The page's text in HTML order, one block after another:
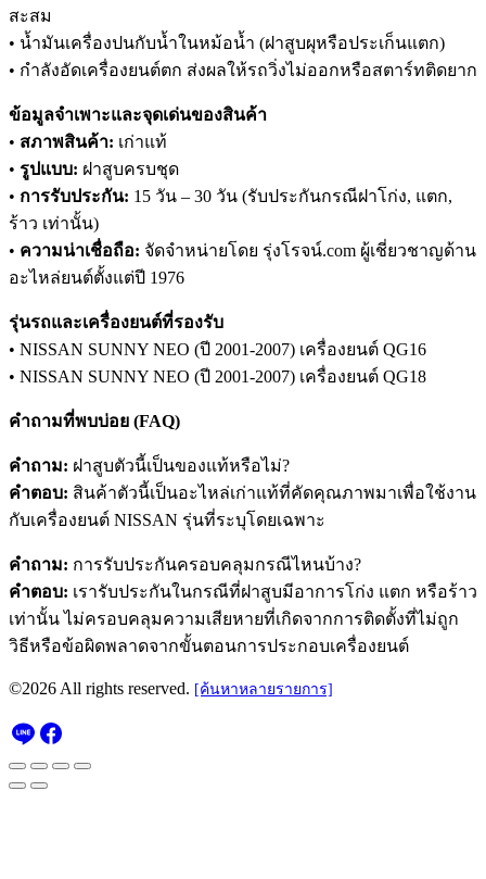
สะสม
• น้ำมันเครื่องปนกับน้ำในหม้อน้ำ (ฝาสูบผุหรือประเก็นแตก)
• กำลังอัดเครื่องยนต์ตก ส่งผลให้รถวิ่งไม่ออกหรือสตาร์ทติดยาก
ข้อมูลจำเพาะและจุดเด่นของสินค้า
• สภาพสินค้า: เก่าแท้
• รูปแบบ: ฝาสูบครบชุด
• การรับประกัน: 15 วัน – 30 วัน (รับประกันกรณีฝาโก่ง, แตก,
ร้าว เท่านั้น)
• ความน่าเชื่อถือ: จัดจำหน่ายโดย รุ่งโรจน์.com ผู้เชี่ยวชาญด้าน
อะไหล่ยนต์ตั้งแต่ปี 1976
รุ่นรถและเครื่องยนต์ที่รองรับ
• NISSAN SUNNY NEO (ปี 2001-2007) เครื่องยนต์ QG16
• NISSAN SUNNY NEO (ปี 2001-2007) เครื่องยนต์ QG18
คำถามที่พบบ่อย (FAQ)
คำถาม: ฝาสูบตัวนี้เป็นของแท้หรือไม่?
คำตอบ: สินค้าตัวนี้เป็นอะไหล่เก่าแท้ที่คัดคุณภาพมาเพื่อใช้งาน
กับเครื่องยนต์ NISSAN รุ่นที่ระบุโดยเฉพาะ
คำถาม: การรับประกันครอบคลุมกรณีไหนบ้าง?
คำตอบ: เรารับประกันในกรณีที่ฝาสูบมีอาการโก่ง แตก หรือร้าว
เท่านั้น ไม่ครอบคลุมความเสียหายที่เกิดจากการติดตั้งที่ไม่ถูก
วิธีหรือข้อผิดพลาดจากขั้นตอนการประกอบเครื่องยนต์
©2026 All rights reserved. [ค้นหาหลายรายการ]